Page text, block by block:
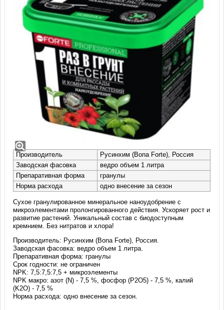
Наноудобрение Bona Forte для
комнатных, саженцев, рассады,
Производитель
Русинхим (Bona Forte), Россия
Заводская фасовка
ведро объем 1 литра
Препаративная форма
гранулы
Норма расхода
одно внесение за сезон
Сухое гранулированное минеральное наноудобрение с
микроэлементами пролонгированного действия. Ускоряет рост и
развитие растений. Уникальный состав с биодоступным
кремнием. Без нитратов и хлора!
Производитель: Русинхим (Bona Forte), Россия.
Заводская фасовка: ведро объем 1 литра.
Препаративная форма: гранулы
Срок годности: не ограничен
NPK: 7,5:7,5:7,5 + микроэлементы
NPK макро: азот (N) - 7,5 %, фосфор (P2O5) - 7,5 %, калий
(K2O) - 7,5 %
Норма расхода: одно внесение за сезон.